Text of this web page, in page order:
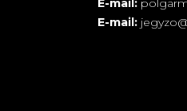
E-mail:
E-mail: